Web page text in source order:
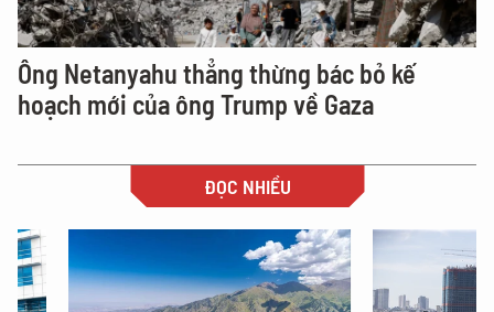
Ông Netanyahu thẳng thừng bác bỏ kế
hoạch mới của ông Trump về Gaza
ĐỌC NHIỀU